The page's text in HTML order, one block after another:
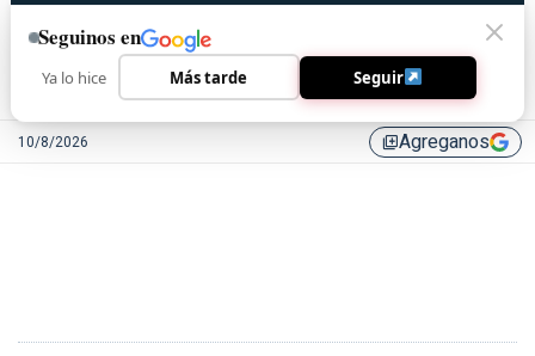
10/8/2026 library_addAgreganos
Seguinos en
Ya lo hice Más tarde Seguir